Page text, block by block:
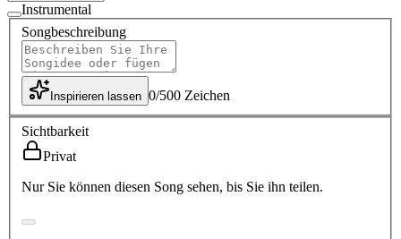
Instrumental
Songbeschreibung
Inspirieren lassen 0/500 Zeichen
Sichtbarkeit
Privat
Nur Sie können diesen Song sehen, bis Sie ihn teilen.